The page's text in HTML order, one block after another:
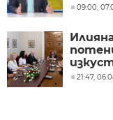
09:00,
21:47,